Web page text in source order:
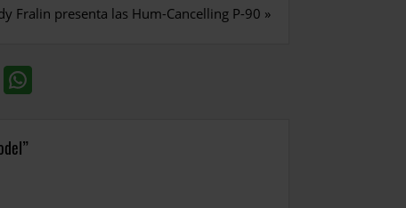
Fralin presenta las Hum-Cancelling P-90 »